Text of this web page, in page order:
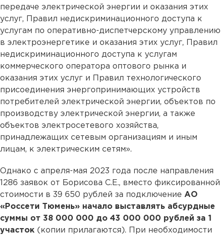
передаче электрической энергии и оказания этих
услуг, Правил недискриминационного доступа к
услугам по оперативно-диспетчерскому управлению
в электроэнергетике и оказания этих услуг, Правил
недискриминационного доступа к услугам
коммерческого оператора оптового рынка и
оказания этих услуг и Правил технологического
присоединения энергопринимающих устройств
потребителей электрической энергии, объектов по
производству электрической энергии, а также
объектов электросетевого хозяйства,
принадлежащих сетевым организациям и иным
лицам, к электрическим сетям».
Однако с апреля-мая 2023 года после направления
1286 заявок от Борисова С.Е., вместо фиксированной
стоимости в 39 650 рублей за подключение АО
«Россети Тюмень» начало выставлять абсурдные
суммы от 38 000 000 до 43 000 000 рублей за 1
участок (копии прилагаются). При необходимости